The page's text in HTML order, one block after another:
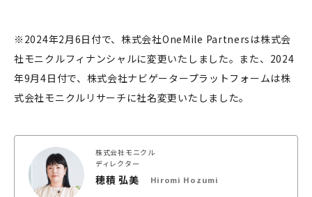
※2024年2月6日付で、株式会社OneMile Partnersは株式会
社モニクルフィナンシャルに変更いたしました。また、2024
年9月4日付で、株式会社ナビゲータープラットフォームは株
式会社モニクルリサーチに社名変更いたしました。
株式会社モニクル
ディレクター
穂積 弘美 Hiromi Hozumi